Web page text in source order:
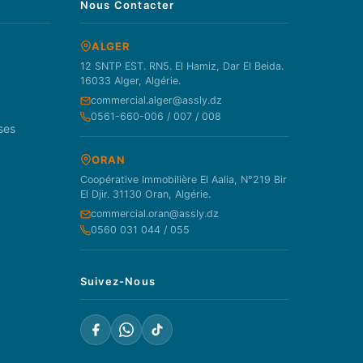
Nous Contacter
ALGER
12 SNTP EST. RN5. El Hamiz, Dar El Beida.
16033 Alger, Algérie.
commercial.alger@assly.dz
0561-660-006 / 007 / 008
ORAN
Coopérative Immobilière El Aalia, N°219 Bir
El Djir. 31130 Oran, Algérie.
commercial.oran@assly.dz
0560 031 044 / 055
Suivez-Nous